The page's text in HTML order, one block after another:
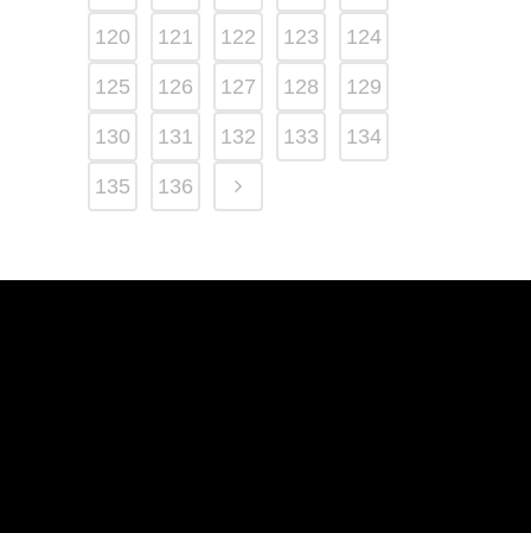
120 121 122 123 124
125 126 127 128 129
130 131 132 133 134
135 136